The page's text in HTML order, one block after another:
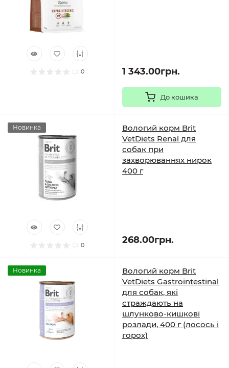
0 1 343.00грн.
До кошика
Новинка
0
Вологий корм Brit
VetDiets Renal для
собак при
захворюваннях нирок
400 г
268.00грн.
Новинка
Вологий корм Brit
VetDiets Gastrointestinal
для собак, які
страждають на
шлунково-кишкові
розлади, 400 г (лосось і
горох)